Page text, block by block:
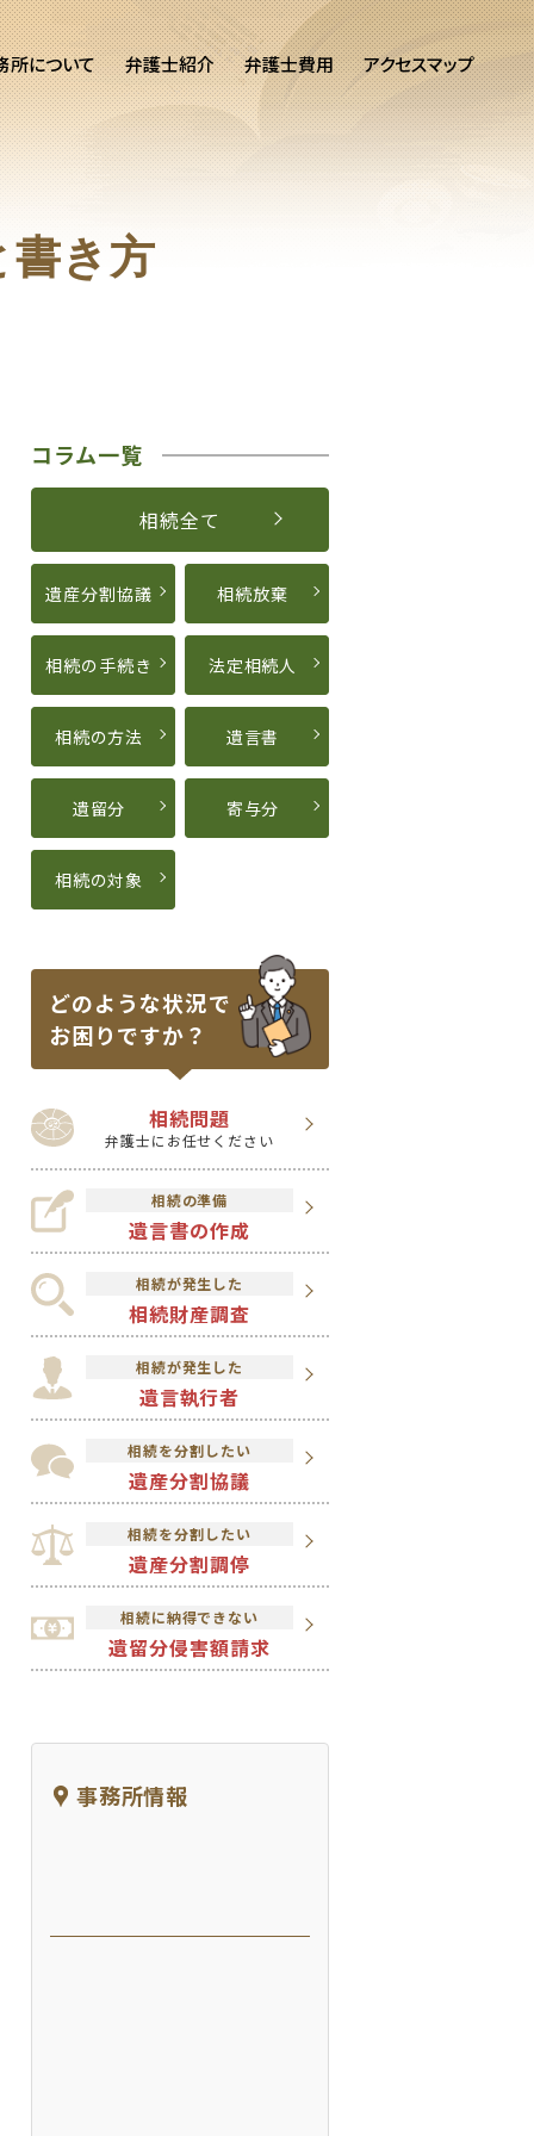
所について 弁護士紹介 弁護士費用 アクセスマップ
書き方
コラム一覧
相続全て
遺産分割協議 相続放棄
相続の手続き 法定相続人
相続の方法 遺言書
遺留分 寄与分
相続の対象
どのような状況で
お困りですか？
相続問題
弁護士にお任せください
相続の準備
遺言書の作成
相続が発生した
相続財産調査
相続が発生した
遺言執行者
相続を分割したい
遺産分割協議
相続を分割したい
遺産分割調停
相続に納得できない
遺留分侵害額請求
事務所情報